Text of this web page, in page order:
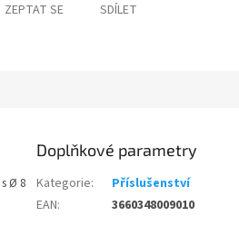
ZEPTAT SE SDÍLET
Ø 8
Doplňkové parametry
Kategorie:
Příslušenství
EAN: 3660348009010